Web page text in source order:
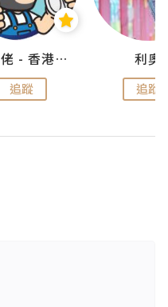
裝修佬 - 香港一站式網上裝修平台
追蹤
利奧
追蹤